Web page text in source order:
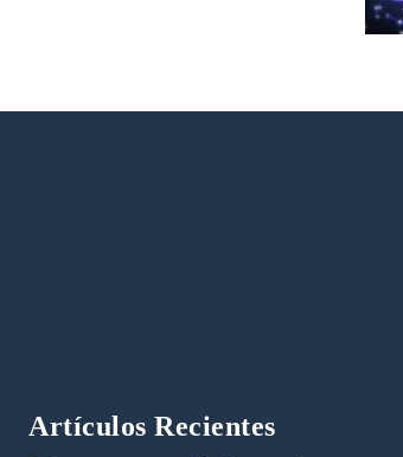
Artículos Recientes